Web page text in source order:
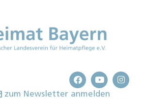
zum Newsletter anmelden